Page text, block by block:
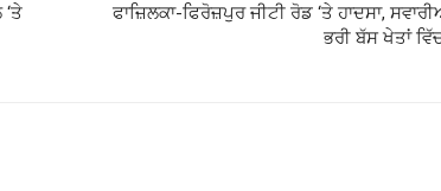
ਫਾਜ਼ਿਲਕਾ-ਫਿਰੋਜ਼ਪੁਰ ਜੀਟੀ ਰੋਡ ‘ਤੇ ਹਾਦਸਾ,
ਭਰੀ ਬੱਸ ਖੇਤਾਂ